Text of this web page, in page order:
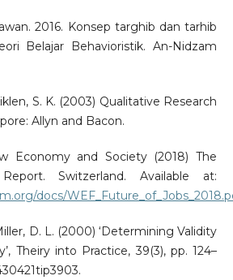
2016. Konsep targhib dan tarhib
Belajar Behavioristik. An-Nidzam
S. K. (2003) Qualitative Research
Allyn and Bacon.
Economy and Society (2018) The
Switzerland. Available at:
docs/
D. L. (2000) ‘Determining Validity
Theiry into Practice, 39(3), pp. 124–